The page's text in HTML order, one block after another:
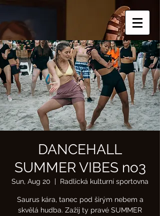
DANCEHALL
SUMMER VIBES no3
Sun, Aug 20
  |
Radlická kulturní sportovna
Saurus kára, tanec pod širým nebem a
skvělá hudba. Zažij ty pravé SUMMER